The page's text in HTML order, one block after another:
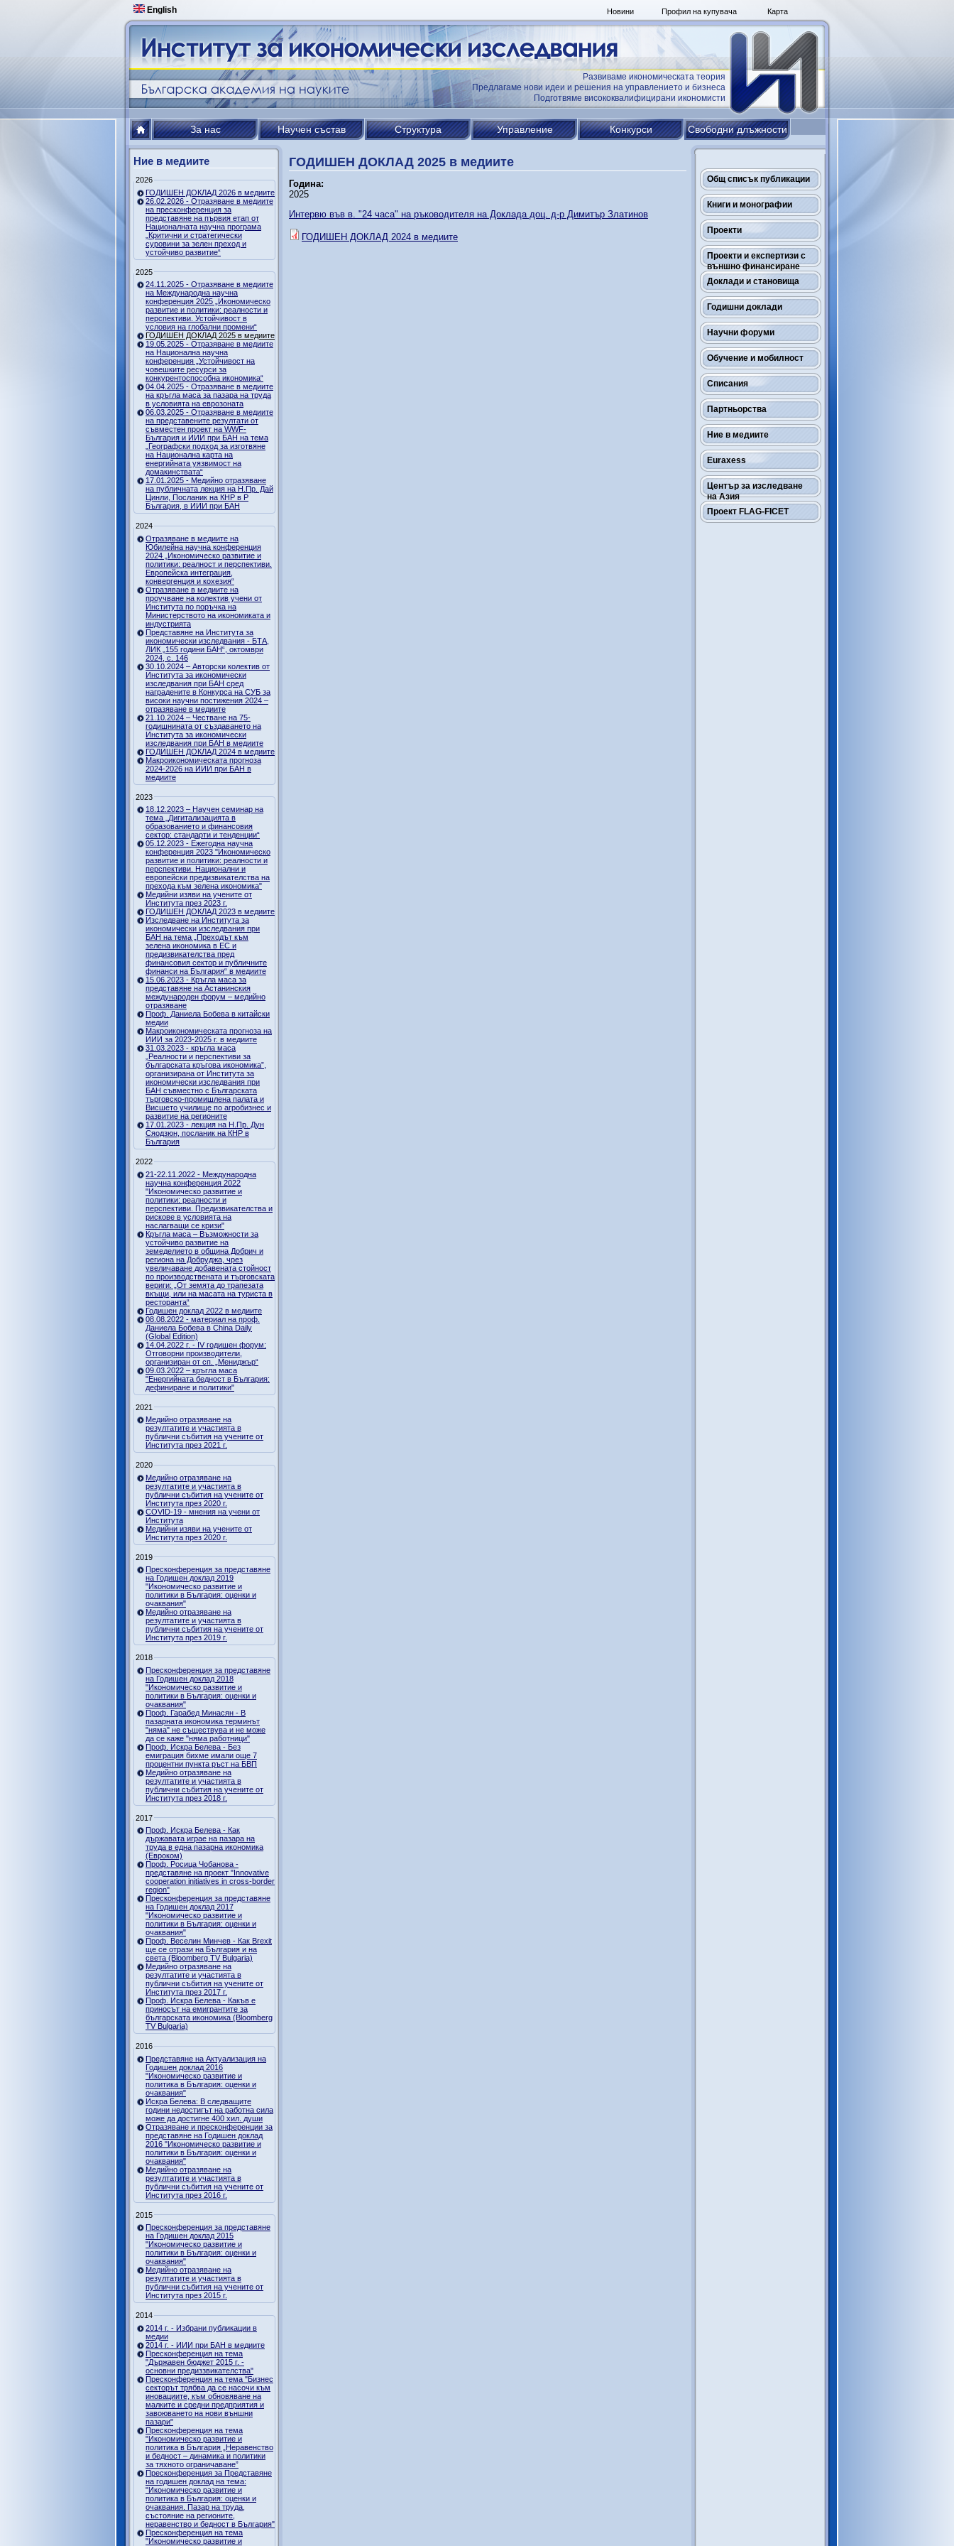
English Карта
Профил на купувача
Новини
Развиваме икономическата теория
Предлагаме нови идеи и решения на управлението и бизнеса
Подготвяме висококвалифицирани икономисти
За нас Научен състав Структура Управление Конкурси Свободни длъжности
Общ списък публикации
Книги и монографии
Проекти
Проекти и експертизи с
външно финансиране
Доклади и становища
Годишни доклади
Научни форуми
Обучение и мобилност
Списания
Партньорства
Ние в медиите
Euraxess
Център за изследване
на Азия
Проект FLAG-FICET
Ние в медиите
2026
ГОДИШЕН ДОКЛАД 2026 в медиите
26.02.2026 - Отразяване в медиите
на пресконференция за
представяне на първия етап от
Националната научна програма
„Критични и стратегически
суровини за зелен преход и
устойчиво развитие“
2025
24.11.2025 - Отразяване в медиите
на Международна научна
конференция 2025 „Икономическо
развитие и политики: реалности и
перспективи. Устойчивост в
условия на глобални промени“
ГОДИШЕН ДОКЛАД 2025 в медиите
19.05.2025 - Отразяване в медиите
на Национална научна
конференция „Устойчивост на
човешките ресурси за
конкурентоспособна икономика“
04.04.2025 - Отразяване в медиите
на кръгла маса за пазара на труда
в условията на еврозоната
06.03.2025 - Отразяване в медиите
на представените резултати от
съвместен проект на WWF-
България и ИИИ при БАН на тема
„Географски подход за изготвяне
на Национална карта на
енергийната уязвимост на
домакинствата“
17.01.2025 - Медийно отразяване
на публичната лекция на Н.Пр. Дай
Цинли, Посланик на КНР в Р
България, в ИИИ при БАН
2024
Отразяване в медиите на
Юбилейна научна конференция
2024 „Икономическо развитие и
политики: реалност и перспективи.
Европейска интеграция,
конвергенция и кохезия“
Отразяване в медиите на
проучване на колектив учени от
Института по поръчка на
Министерството на икономиката и
индустрията
Представяне на Института за
икономически изследвания - БТА,
ЛИК „155 години БАН“, октомври
2024, с. 146
30.10.2024 – Авторски колектив от
Института за икономически
изследвания при БАН сред
наградените в Конкурса на СУБ за
високи научни постижения 2024 –
отразяване в медиите
21.10.2024 – Честване на 75-
годишнината от създаването на
Института за икономически
изследвания при БАН в медиите
ГОДИШЕН ДОКЛАД 2024 в медиите
Макроикономическата прогноза
2024-2026 на ИИИ при БАН в
медиите
2023
18.12.2023 – Научен семинар на
тема „Дигитализацията в
образованието и финансовия
сектор: стандарти и тенденции“
05.12.2023 - Ежегодна научна
конференция 2023 "Икономическо
развитие и политики: реалности и
перспективи. Национални и
европейски предизвикателства на
прехода към зелена икономика"
Медийни изяви на учените от
Института през 2023 г.
ГОДИШЕН ДОКЛАД 2023 в медиите
Изследване на Института за
икономически изследвания при
БАН на тема „Преходът към
зелена икономика в ЕС и
предизвикателства пред
финансовия сектор и публичните
финанси на България“ в медиите
15.06.2023 - Кръгла маса за
представяне на Астанинския
международен форум – медийно
отразяване
Проф. Даниела Бобева в китайски
медии
Макроикономическата прогноза на
ИИИ за 2023-2025 г. в медиите
31.03.2023 - кръгла маса
„Реалности и перспективи за
българската кръгова икономика”,
организирана от Института за
икономически изследвания при
БАН съвместно с Българската
търговско-промишлена палата и
Висшето училище по агробизнес и
развитие на регионите
17.01.2023 - лекция на Н.Пр. Дун
Сяодзюн, посланик на КНР в
България
2022
21-22.11.2022 - Международна
научна конференция 2022
"Икономическо развитие и
политики: реалности и
перспективи. Предизвикателства и
рискове в условията на
наслагващи се кризи"
Кръгла маса – Възможности за
устойчиво развитие на
земеделието в община Добрич и
региона на Добруджа, чрез
увеличаване добавената стойност
по производствената и търговската
вериги: „От земята до трапезата
вкъщи, или на масата на туриста в
ресторанта“
Годишен доклад 2022 в медиите
08.08.2022 - материал на проф.
Даниела Бобева в China Daily
(Global Edition)
14.04.2022 г. - IV годишен форум:
Отговорни производители,
организиран от сп. „Мениджър“
09.03.2022 – кръгла маса
"Енергийната бедност в България:
дефиниране и политики"
2021
Медийно отразяване на
резултатите и участията в
публични събития на учените от
Института през 2021 г.
2020
Медийно отразяване на
резултатите и участията в
публични събития на учените от
Института през 2020 г.
COVID-19 - мнения на учени от
Института
Медийни изяви на учените от
Института през 2020 г.
2019
Пресконференция за представяне
на Годишен доклад 2019
"Икономическо развитие и
политики в България: оценки и
очаквания"
Медийно отразяване на
резултатите и участията в
публични събития на учените от
Института през 2019 г.
2018
Пресконференция за представяне
на Годишен доклад 2018
"Икономическо развитие и
политики в България: оценки и
очаквания"
Проф. Гарабед Минасян - В
пазарната икономика терминът
"няма" не съществува и не може
да се каже "няма работници"
Проф. Искра Белева - Без
емиграция бихме имали още 7
процентни пункта ръст на БВП
Медийно отразяване на
резултатите и участията в
публични събития на учените от
Института през 2018 г.
2017
Проф. Искра Белева - Как
държавата играе на пазара на
труда в една пазарна икономика
(Евроком)
Проф. Росица Чобанова -
представяне на проект "Innovative
cooperation initiatives in cross-border
region"
Пресконференция за представяне
на Годишен доклад 2017
"Икономическо развитие и
политики в България: оценки и
очаквания"
Проф. Веселин Минчев - Как Brexit
ще се отрази на България и на
света (Bloomberg TV Bulgaria)
Медийно отразяване на
резултатите и участията в
публични събития на учените от
Института през 2017 г.
Проф. Искра Белева - Какъв е
приносът на емигрантите за
българската икономика (Bloomberg
TV Bulgaria)
2016
Представяне на Актуализация на
Годишен доклад 2016
"Икономическо развитие и
политика в България: оценки и
очаквания"
Искра Белева: В следващите
години недостигът на работна сила
може да достигне 400 хил. души
Отразяване и пресконференции за
представяне на Годишен доклад
2016 "Икономическо развитие и
политики в България: оценки и
очаквания"
Медийно отразяване на
резултатите и участията в
публични събития на учените от
Института през 2016 г.
2015
Пресконференция за представяне
на Годишен доклад 2015
"Икономическо развитие и
политики в България: оценки и
очаквания"
Медийно отразяване на
резултатите и участията в
публични събития на учените от
Института през 2015 г.
2014
2014 г. - Избрани публикации в
медии
2014 г. - ИИИ при БАН в медиите
Пресконференция на тема
"Държавен бюджет 2015 г. -
основни предиззвикателства"
Пресконференция на тема "Бизнес
секторът трябва да се насочи към
иновациите, към обновяване на
малките и средни предприятия и
завоюването на нови външни
пазари"
Пресконференция на тема
"Икономическо развитие и
политика в България „Неравенство
и бедност – динамика и политики
за тяхното ограничаване”
Пресконференция за Представяне
на годишен доклад на тема:
"Икономическо развитие и
политика в България: оценки и
очаквания. Пазар на труда,
състояние на регионите,
неравенство и бедност в България"
Пресконференция на тема
"Икономическо развитие и
ГОДИШЕН ДОКЛАД 2025 в медиите
Година:
2025
Интервю във в. "24 часа" на ръководителя на Доклада доц. д-р Димитър Златинов
ГОДИШЕН ДОКЛАД 2024 в медиите